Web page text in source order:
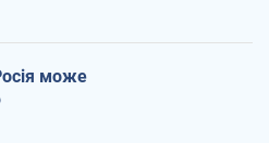
може